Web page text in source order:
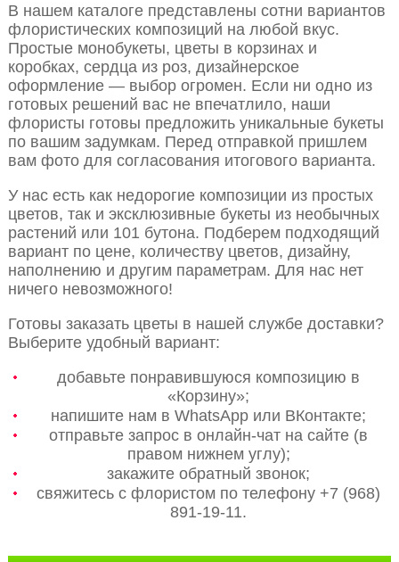
В нашем каталоге представлены сотни вариантов
флористических композиций на любой вкус.
Простые монобукеты, цветы в корзинах и
коробках, сердца из роз, дизайнерское
оформление — выбор огромен. Если ни одно из
готовых решений вас не впечатлило, наши
флористы готовы предложить уникальные букеты
по вашим задумкам. Перед отправкой пришлем
вам фото для согласования итогового варианта.
У нас есть как недорогие композиции из простых
цветов, так и эксклюзивные букеты из необычных
растений или 101 бутона. Подберем подходящий
вариант по цене, количеству цветов, дизайну,
наполнению и другим параметрам. Для нас нет
ничего невозможного!
Готовы заказать цветы в нашей службе доставки?
Выберите удобный вариант:
добавьте понравившуюся композицию в
«Корзину»;
напишите нам в WhatsApp или ВКонтакте;
отправьте запрос в онлайн-чат на сайте (в
правом нижнем углу);
закажите обратный звонок;
свяжитесь с флористом по телефону +7 (968)
891-19-11.